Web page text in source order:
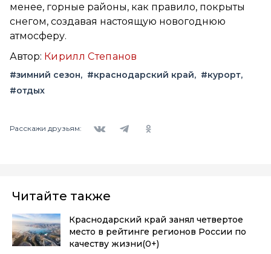
менее, горные районы, как правило, покрыты
снегом, создавая настоящую новогоднюю
атмосферу.
Автор: Кирилл Степанов
#зимний сезон #краснодарский край
#курорт
#отдых
Расскажи друзьям:
Читайте также
Краснодарский край занял четвертое
место в рейтинге регионов России по
качеству жизни(0+)